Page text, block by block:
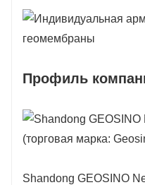
Профиль
Shandong GEOSINO